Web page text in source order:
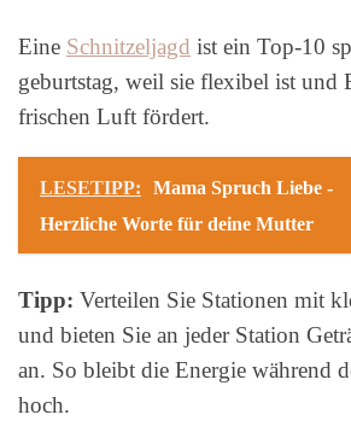
Eine Schnitzeljagd ist ein Top-10
geburtstag, weil sie flexibel ist und
frischen Luft fördert.
LESETIPP:
Mama Spruch Liebe -
Herzliche Worte für deine Mutter
Tipp: Verteilen Sie Stationen mit
und bieten Sie an jeder Station
an. So bleibt die Energie während
hoch.